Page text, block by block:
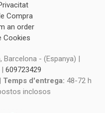
Compra
an order
Cookies
Barcelona - (Espanya) |
609723429
Temps d'entrega: 48-72 h
inclosos